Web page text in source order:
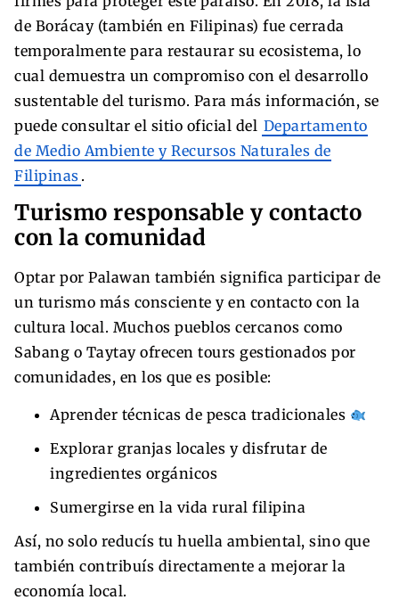
de Borácay (también en Filipinas) fue cerrada
temporalmente para restaurar su ecosistema, lo
cual demuestra un compromiso con el desarrollo
sustentable del turismo. Para más información, se
puede consultar el sitio oficial del Departamento
de Medio Ambiente y Recursos Naturales de
Filipinas .
Turismo responsable y contacto
con la comunidad
Optar por Palawan también significa participar de
un turismo más consciente y en contacto con la
cultura local. Muchos pueblos cercanos como
Sabang o Taytay ofrecen tours gestionados por
comunidades, en los que es posible:
Aprender técnicas de pesca tradicionales
Explorar granjas locales y disfrutar de
ingredientes orgánicos
Sumergirse en la vida rural filipina
Así, no solo reducís tu huella ambiental, sino que
también contribuís directamente a mejorar la
economía local.